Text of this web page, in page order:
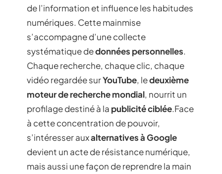
de l’information et influence les habitudes
numériques. Cette mainmise
s’accompagne d’une collecte
systématique dedonnées personnelles.
Chaque recherche, chaque clic, chaque
vidéo regardée surYouTube, ledeuxième
moteur de recherche mondial, nourrit un
profilage destiné à la publicité ciblée.Face
à cette concentration de pouvoir,
s’intéresser auxalternatives à Google
devient un acte de résistance numérique,
mais aussi une façon de reprendre la main